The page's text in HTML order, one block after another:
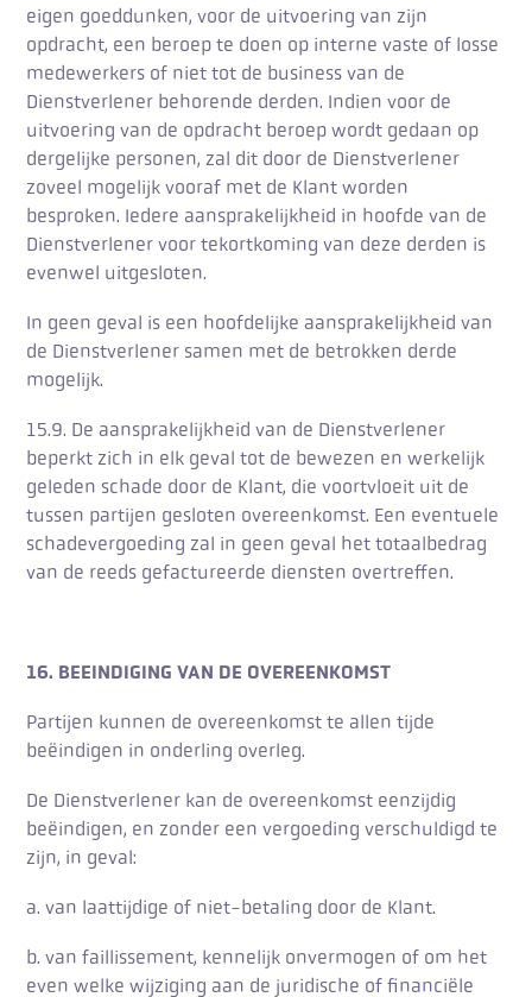
eigen goeddunken, voor de uitvoering van zijn
opdracht, een beroep te doen op interne vaste of losse
medewerkers of niet tot de business van de
Dienstverlener behorende derden. Indien voor de
uitvoering van de opdracht beroep wordt gedaan op
dergelijke personen, zal dit door de Dienstverlener
zoveel mogelijk vooraf met de Klant worden
besproken. Iedere aansprakelijkheid in hoofde van de
Dienstverlener voor tekortkoming van deze derden is
evenwel uitgesloten.
In geen geval is een hoofdelijke aansprakelijkheid van
de Dienstverlener samen met de betrokken derde
mogelijk.
15.9. De aansprakelijkheid van de Dienstverlener
beperkt zich in elk geval tot de bewezen en werkelijk
geleden schade door de Klant, die voortvloeit uit de
tussen partijen gesloten overeenkomst. Een eventuele
schadevergoeding zal in geen geval het totaalbedrag
van de reeds gefactureerde diensten overtreffen.
16. BEEINDIGING VAN DE OVEREENKOMST
Partijen kunnen de overeenkomst te allen tijde
beëindigen in onderling overleg.
De Dienstverlener kan de overeenkomst eenzijdig
beëindigen, en zonder een vergoeding verschuldigd te
zijn, in geval:
a. van laattijdige of niet-betaling door de Klant.
b. van faillissement, kennelijk onvermogen of om het
even welke wijziging aan de juridische of financiële